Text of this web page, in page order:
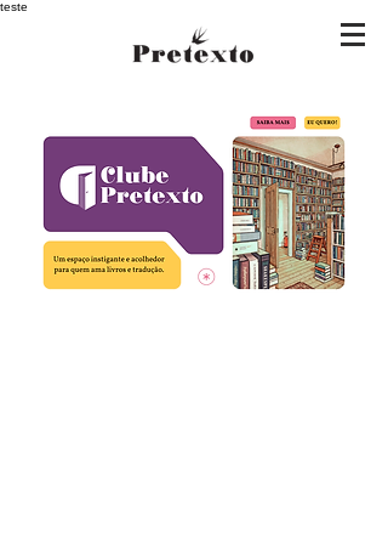
teste